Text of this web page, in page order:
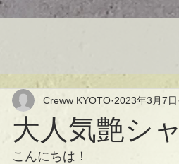
大人気艶シ
Creww KYOTO 2023年3月7日
こんにちは！